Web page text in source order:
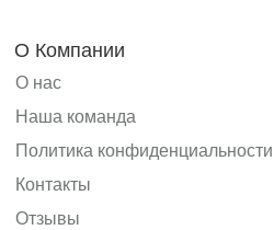
О Компании
О нас
Наша команда
Политика конфиденциальности
Контакты
Отзывы